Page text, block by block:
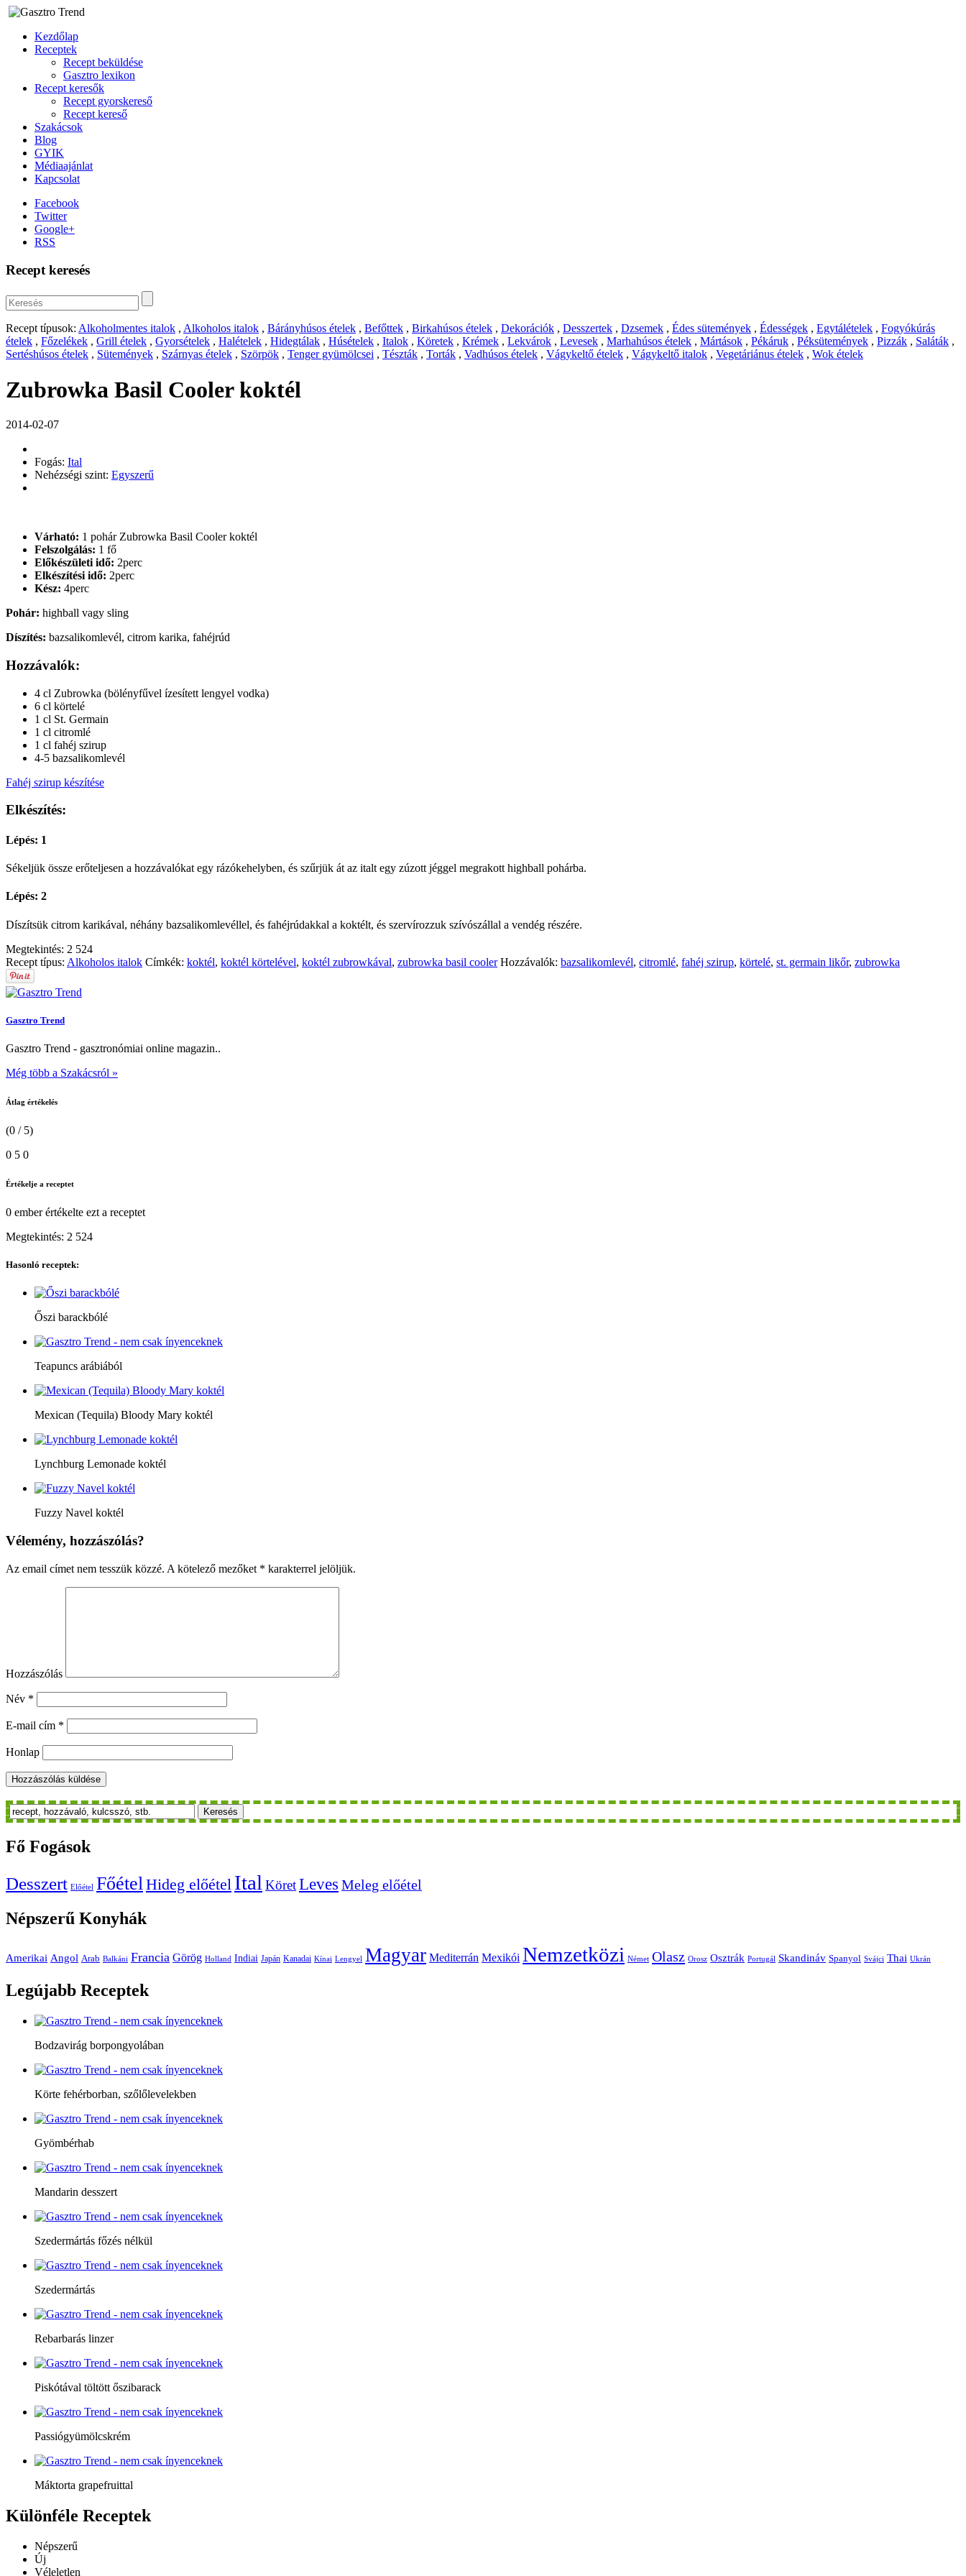
Kezdőlap
Receptek
Recept beküldése
Gasztro lexikon
Recept keresők
Recept gyorskereső
Recept kereső
Szakácsok
Blog
GYIK
Médiaajánlat
Kapcsolat
Facebook
Twitter
Google+
RSS
Recept keresés
Recept típusok: Alkoholmentes italok , Alkoholos italok , Bárányhúsos ételek , Befőttek , Birkahúsos ételek , Dekorációk , Desszertek , Dzsemek , Édes sütemények , Édességek , Egytálételek , Fogyókúrás
ételek , Főzelékek , Grill ételek , Gyorsételek , Halételek , Hidegtálak , Húsételek , Italok , Köretek , Krémek , Lekvárok , Levesek , Marhahúsos ételek , Mártások , Pékáruk , Péksütemények , Pizzák , Saláták ,
Sertéshúsos ételek , Sütemények , Szárnyas ételek , Szörpök , Tenger gyümölcsei , Tészták , Torták , Vadhúsos ételek , Vágykeltő ételek , Vágykeltő italok , Vegetáriánus ételek , Wok ételek
Zubrowka Basil Cooler koktél
2014-02-07
Fogás: Ital
Nehézségi szint: Egyszerű
Várható: 1 pohár Zubrowka Basil Cooler koktél
Felszolgálás: 1 fő
Előkészületi idő: 2perc
Elkészítési idő: 2perc
Kész: 4perc
Pohár: highball vagy sling
Díszítés: bazsalikomlevél, citrom karika, fahéjrúd
Hozzávalók:
4 cl Zubrowka (bölényfűvel ízesített lengyel vodka)
6 cl körtelé
1 cl St. Germain
1 cl citromlé
1 cl fahéj szirup
4-5 bazsalikomlevél
Fahéj szirup készítése
Elkészítés:
Lépés: 1
Sékeljük össze erőteljesen a hozzávalókat egy rázókehelyben, és szűrjük át az italt egy zúzott jéggel megrakott highball pohárba.
Lépés: 2
Díszítsük citrom karikával, néhány bazsalikomlevéllel, és fahéjrúdakkal a koktélt, és szervírozzuk szívószállal a vendég részére.
Megtekintés: 2 524
Recept típus: Alkoholos italok Címkék: koktél, koktél körtelével, koktél zubrowkával, zubrowka basil cooler Hozzávalók: bazsalikomlevél, citromlé, fahéj szirup, körtelé, st. germain likőr, zubrowka
Gasztro Trend
Gasztro Trend - gasztronómiai online magazin..
Még több a Szakácsról »
Átlag értékelés
(0 / 5)
0 5 0
Értékelje a receptet
0 emberértékelte ezt a receptet
Megtekintés: 2 524
Hasonló receptek:
Őszi barackbólé
Teapuncs arábiából
Mexican (Tequila) Bloody Mary koktél
Lynchburg Lemonade koktél
Fuzzy Navel koktél
Vélemény, hozzászólás?
Az email címet nem tesszük közzé. A kötelező mezőket * karakterrel jelöljük.
Hozzászólás
Név *
E-mail cím *
Honlap
Keresés
Fő Fogások
Desszert Előétel FőételHideg előétel Ital KöretLeves Meleg előétel
Népszerű Konyhák
Amerikai Angol Arab Balkáni Francia Görög Holland Indiai Japán Kanadai Kínai Lengyel Magyar Mediterrán Mexikói Nemzetközi Német Olasz Orosz Osztrák Portugál Skandináv Spanyol Svájci Thai Ukrán
Legújabb Receptek
Bodzavirág borpongyolában
Körte fehérborban, szőlőlevelekben
Gyömbérhab
Mandarin desszert
Szedermártás főzés nélkül
Szedermártás
Rebarbarás linzer
Piskótával töltött őszibarack
Passiógyümölcskrém
Máktorta grapefruittal
Különféle Receptek
Népszerű
Új
Véleletlen